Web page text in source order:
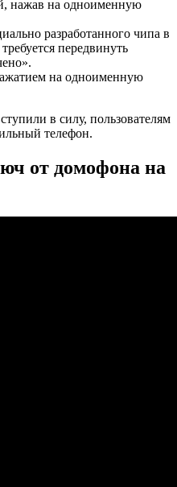
нажав на одноименную
разработанного чипа в
передвинуть
на одноименную
в силу, пользователям
телефон.
от домофона на